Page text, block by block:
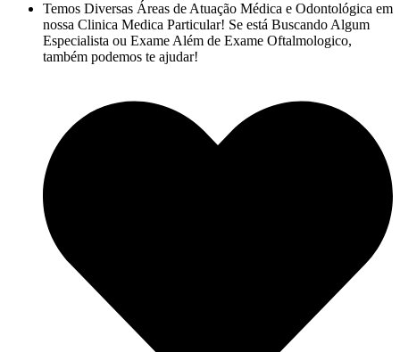
Temos Diversas Áreas de Atuação Médica e Odontológica em
nossa Clinica Medica Particular! Se está Buscando Algum
Especialista ou Exame Além de Exame Oftalmologico,
também podemos te ajudar!